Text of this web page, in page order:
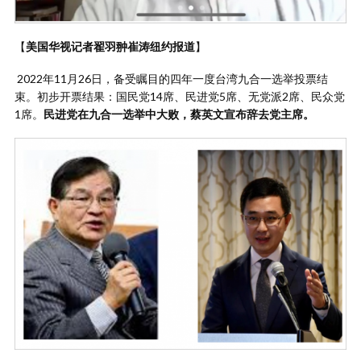
【美国华视记者翟羽翀崔涛纽约报道】
2022年11月26日，备受瞩目的四年一度台湾九合一选举投票结
束。初步开票结果：国民党14席、民进党5席、无党派2席、民众党
1席。 民进党在九合一选举中大败，蔡英文宣布辞去党主席。